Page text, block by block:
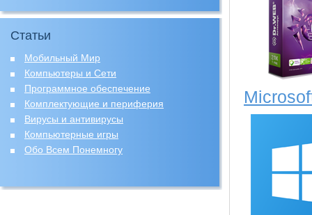
Статьи
Мобильный Мир
Компьютеры и Сети
Программное обеспечение
Комплектующие и периферия
Вирусы и антивирусы
Компьютерные игры
Обо Всем Понемногу